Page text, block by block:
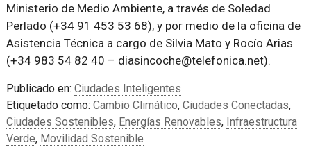
Ministerio de Medio Ambiente, a través de Soledad
Perlado (+34 91 453 53 68), y por medio de la oficina de
Asistencia Técnica a cargo de Silvia Mato y Rocío Arias
(+34 983 54 82 40 – diasincoche@telefonica.net).
Publicado en: Ciudades Inteligentes
Etiquetado como: Cambio Climático, Ciudades Conectadas,
Ciudades Sostenibles, Energías Renovables, Infraestructura
Verde, Movilidad Sostenible